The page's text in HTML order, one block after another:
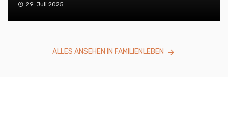
29. Juli 2025
ALLES ANSEHEN IN FAMILIENLEBEN